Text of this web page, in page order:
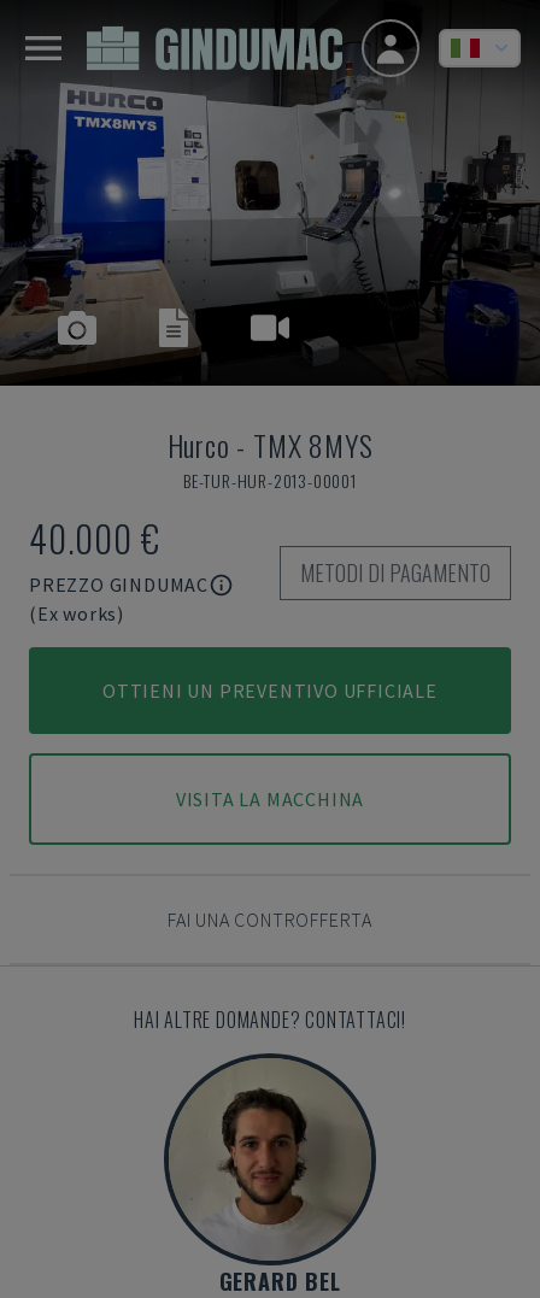
Hurco - TMX 8MYS
BE-TUR-HUR-2013-00001
40.000 €
PREZZO GINDUMAC
(Ex works)
METODI DI PAGAMENTO
OTTIENI UN PREVENTIVO UFFICIALE
VISITA LA MACCHINA
FAI UNA CONTROFFERTA
HAI ALTRE DOMANDE? CONTATTACI!
GERARD BEL